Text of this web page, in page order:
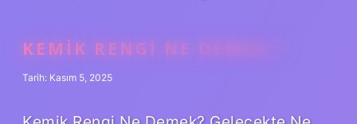
KEMIK RENGI NE DEMEK ?
Tarih: Kasım 5, 2025